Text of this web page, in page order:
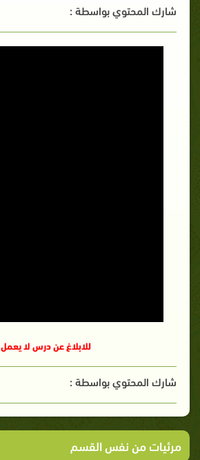
شارك المحتوي بواسطة :
للابلاغ عن درس لا يعمل
شارك المحتوي بواسطة :
مرئيات من نفس القسم